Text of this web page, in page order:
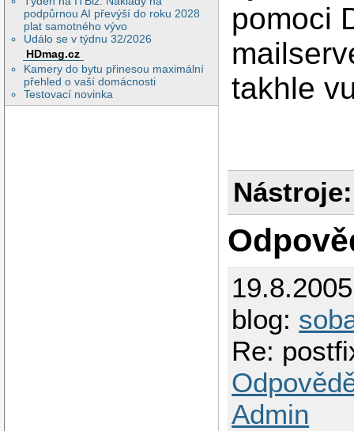
podpůrnou AI převýší do roku 2028
plat samotného vývo
Událo se v týdnu 32/2026
HDmag.cz
Kamery do bytu přinesou maximální
přehled o vaší domácnosti
Testovací novinka
pomoci
takhle
Nástroje:
blog:
Re:
Admin